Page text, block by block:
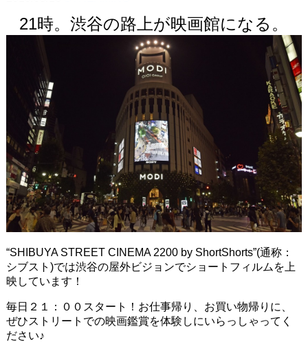
21時。渋谷の路上が映画館になる。
“SHIBUYA STREET CINEMA 2200 by ShortShorts”(通称：
シブスト)では渋谷の屋外ビジョンでショートフィルムを上
映しています！
毎日２１：００スタート！お仕事帰り、お買い物帰りに、
ぜひストリートでの映画鑑賞を体験しにいらっしゃってく
ださい♪